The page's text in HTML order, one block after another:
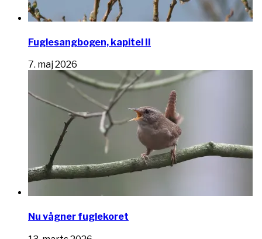
Fuglesangbogen, kapitel II
7. maj 2026
Nu vågner fuglekoret